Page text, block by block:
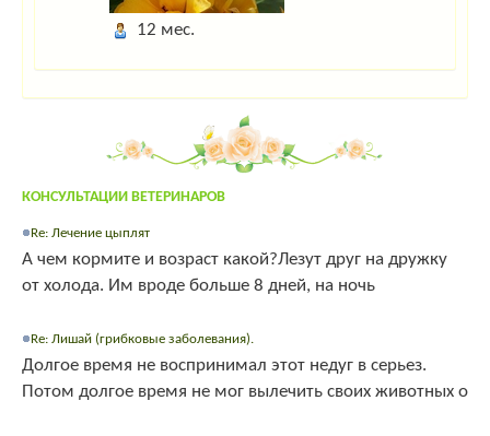
12 мес.
КОНСУЛЬТАЦИИ ВЕТЕРИНАРОВ
Re: Лечение цыплят
А чем кормите и возраст какой?Лезут друг на дружку
от холода. Им вроде больше 8 дней, на ночь
Re: Лишай (грибковые заболевания).
Долгое время не воспринимал этот недуг в серьез.
Потом долгое время не мог вылечить своих животных о